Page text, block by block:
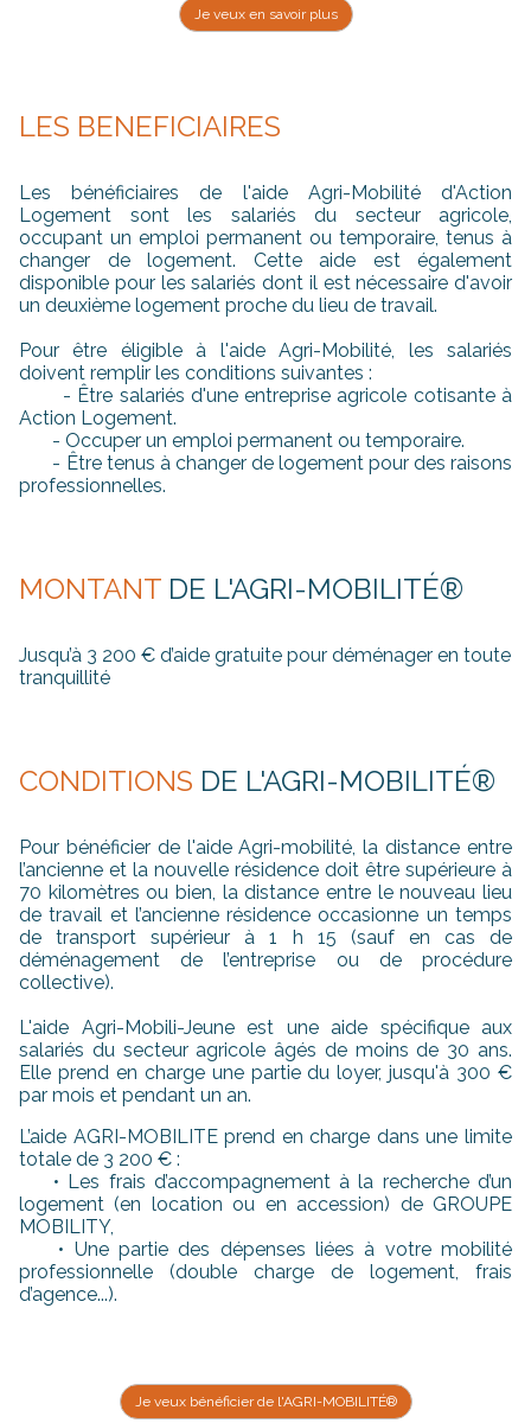
Je veux en savoir plus
LES BENEFICIAIRES
Les bénéficiaires de l'aide Agri-Mobilité d'Action
Logement sont les salariés du secteur agricole,
occupant un emploi permanent ou temporaire, tenus à
changer de logement. Cette aide est également
disponible pour les salariés dont il est nécessaire d'avoir
un deuxième logement proche du lieu de travail.
Pour être éligible à l'aide Agri-Mobilité, les salariés
doivent remplir les conditions suivantes :
- Être salariés d'une entreprise agricole cotisante à
Action Logement.
- Occuper un emploi permanent ou temporaire.
- Être tenus à changer de logement pour des raisons
professionnelles.
MONTANT DE L'AGRI-MOBILITÉ®
Jusqu’à 3 200 € d’aide gratuite pour déménager en toute
tranquillité
CONDITIONS DE L'AGRI-MOBILITÉ®
Pour bénéficier de l'aide Agri-mobilité, la distance entre
l’ancienne et la nouvelle résidence doit être supérieure à
70 kilomètres ou bien, la distance entre le nouveau lieu
de travail et l’ancienne résidence occasionne un temps
de transport supérieur à 1 h 15 (sauf en cas de
déménagement de l’entreprise ou de procédure
collective).
L'aide Agri-Mobili-Jeune est une aide spécifique aux
salariés du secteur agricole âgés de moins de 30 ans.
Elle prend en charge une partie du loyer, jusqu'à 300 €
par mois et pendant un an.
L’aide AGRI-MOBILITE prend en charge dans une limite
totale de 3 200 € :
• Les frais d’accompagnement à la recherche d’un
logement (en location ou en accession) de GROUPE
MOBILITY,
• Une partie des dépenses liées à votre mobilité
professionnelle (double charge de logement, frais
d’agence...).
Je veux bénéficier de l'AGRI-MOBILITÉ®